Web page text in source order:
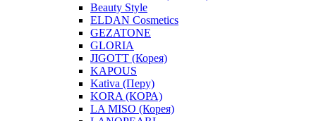
Beauty Style
ELDAN Cosmetics
GEZATONE
GLORIA
JIGOTT (Корея)
KAPOUS
Kativa (Перу)
KORA (КОРА)
LA MISO (Корея)